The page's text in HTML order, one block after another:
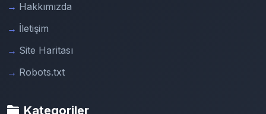
Hakkımızda
İletişim
Site Haritası
Robots.txt
Kategoriler